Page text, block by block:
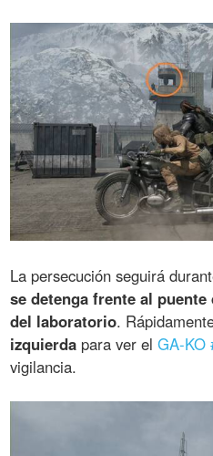
La persecución seguirá
se detenga frente al
del laboratorio.
izquierda para ver elGA-KO
vigilancia.